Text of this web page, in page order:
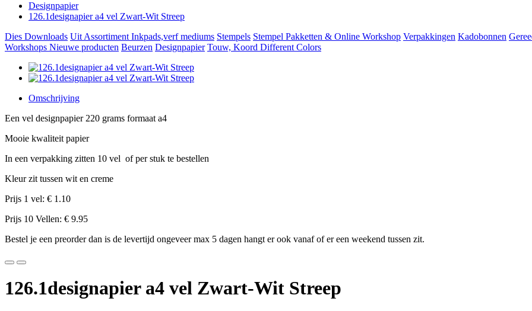
Designpapier
126.1designapier a4 vel Zwart-Wit Streep
Dies Downloads Uit Assortiment Inkpads,verf mediums Stempels Stempel Pakketten & Online Workshop Verpakkingen Kadobonnen
Workshops Nieuwe producten Beurzen Designpapier Touw, Koord Different Colors
Omschrijving
Een vel designpapier 220 grams formaat a4
Mooie kwaliteit papier
In een verpakking zitten 10 vel of per stuk te bestellen
Kleur zit tussen wit en creme
Prijs 1 vel: € 1.10
Prijs 10 Vellen: € 9.95
Bestel je een preorder dan is de levertijd ongeveer max 5 dagen hangt er ook vanaf of er een weekend tussen zit.
126.1designapier a4 vel Zwart-Wit Streep